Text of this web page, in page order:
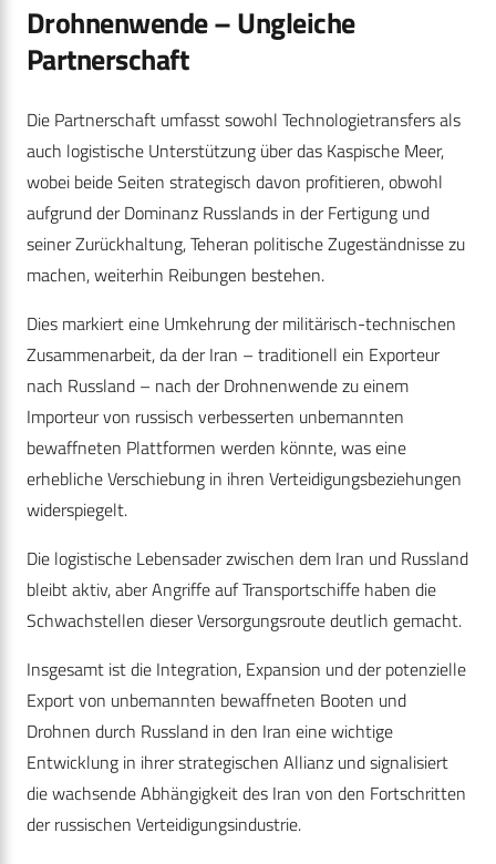
Drohnenwende – Ungleiche
Partnerschaft
Die Partnerschaft umfasst sowohl Technologietransfers als
auch logistische Unterstützung über das Kaspische Meer,
wobei beide Seiten strategisch davon profitieren, obwohl
aufgrund der Dominanz Russlands in der Fertigung und
seiner Zurückhaltung, Teheran politische Zugeständnisse zu
machen, weiterhin Reibungen bestehen.
Dies markiert eine Umkehrung der militärisch-technischen
Zusammenarbeit, da der Iran – traditionell ein Exporteur
nach Russland – nach der Drohnenwende zu einem
Importeur von russisch verbesserten unbemannten
bewaffneten Plattformen werden könnte, was eine
erhebliche Verschiebung in ihren Verteidigungsbeziehungen
widerspiegelt.
Die logistische Lebensader zwischen dem Iran und Russland
bleibt aktiv, aber Angriffe auf Transportschiffe haben die
Schwachstellen dieser Versorgungsroute deutlich gemacht.
Insgesamt ist die Integration, Expansion und der potenzielle
Export von unbemannten bewaffneten Booten und
Drohnen durch Russland in den Iran eine wichtige
Entwicklung in ihrer strategischen Allianz und signalisiert
die wachsende Abhängigkeit des Iran von den Fortschritten
der russischen Verteidigungsindustrie.